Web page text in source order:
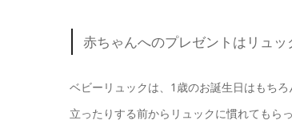
赤ちゃんへのプレゼントはリュッ
ベビーリュックは、1歳のお誕生日はもち
立ったりする前からリュックに慣れてもら